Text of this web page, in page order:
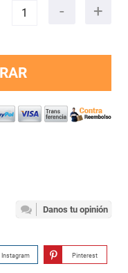
Danos tu opinión
Instagram Pinterest